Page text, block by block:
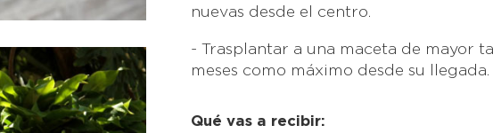
nuevas desde el centro.
- Trasplantar a una maceta de mayor
meses como máximo desde su llegada.
Qué vas a recibir: